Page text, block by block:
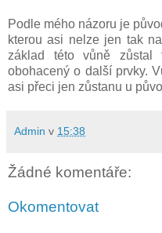
Podle mého názoru je
kterou asi nelze jen tak
základ této vůně zůstal
obohacený o další prvky.
asi přeci jen zůstanu u
Admin v 15:38
Žádné komentáře:
Okomentovat